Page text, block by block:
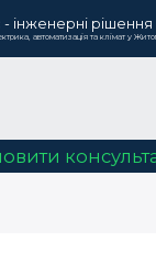
- інженерні рішення
автоматизація та клімат у